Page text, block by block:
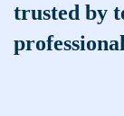
trusted by